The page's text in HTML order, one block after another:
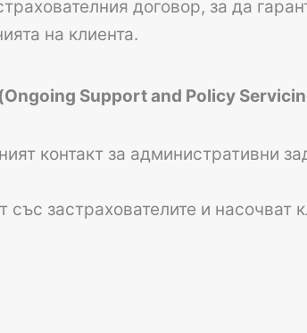
договор, за да
на клиента.
Support and Policy
контакт за административни
застрахователите и насочват